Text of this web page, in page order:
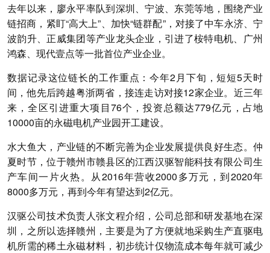
去年以来，廖永平率队到深圳、宁波、东莞等地，围绕产业
链招商，紧盯“高大上”、加快“链群配”，对接了中车永济、宁
波韵升、正威集团等产业龙头企业，引进了桉特电机、广州
鸿森、现代壹点等一批首位产业企业。
数据记录这位链长的工作重点 ：今年2月下旬，短短5天时
间，他先后跨越粤浙两省，接连走访对接12家企业。近三年
来，全区引进重大项目76个，投资总额达779亿元，占地
10000亩的永磁电机产业园开工建设。
水大鱼大，产业链的不断完善为企业发展提供良好生态。仲
夏时节，位于赣州市赣县区的江西汉驱智能科技有限公司生
产车间一片火热。从2016年营收2000多万元，到2020年
8000多万元，再到今年有望达到2亿元。
汉驱公司技术负责人张文程介绍，公司总部和研发基地在深
圳，之所以选择赣州，主要是为了方便就地采购生产直驱电
机所需的稀土永磁材料，初步统计仅物流成本每年就可减少